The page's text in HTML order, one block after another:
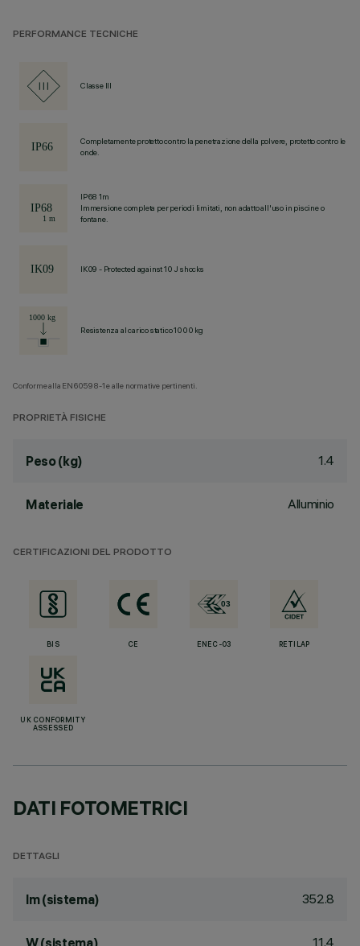
PERFORMANCE TECNICHE
Classe III
Completamente protetto contro la penetrazione della polvere, protetto contro le
onde.
IP68 1m
Immersione completa per periodi limitati, non adatto all'uso in piscine o
fontane.
IK09 - Protected against 10 J shocks
Resistenza al carico statico 1000 kg
Conforme alla EN60598-1 e alle normative pertinenti.
PROPRIETÀ FISICHE
Peso (kg) 1.4
Materiale Alluminio
CERTIFICAZIONI DEL PRODOTTO
BIS CE ENEC-03 RETILAP
UK CONFORMITY
ASSESSED
DATI FOTOMETRICI
DETTAGLI
lm (sistema) 352.8
W (sistema) 11.4